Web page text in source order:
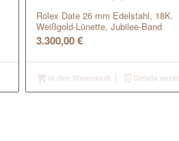
Rolex Date 26 mm Edelstahl, 18K.
Weißgold-Lünette, Jubilee-Band
3.300,00€
In den Warenkorb Details